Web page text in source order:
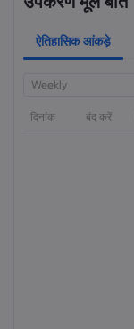
ऐतिहासिक आंकड़े
Weekly
दिनांक बंद करें